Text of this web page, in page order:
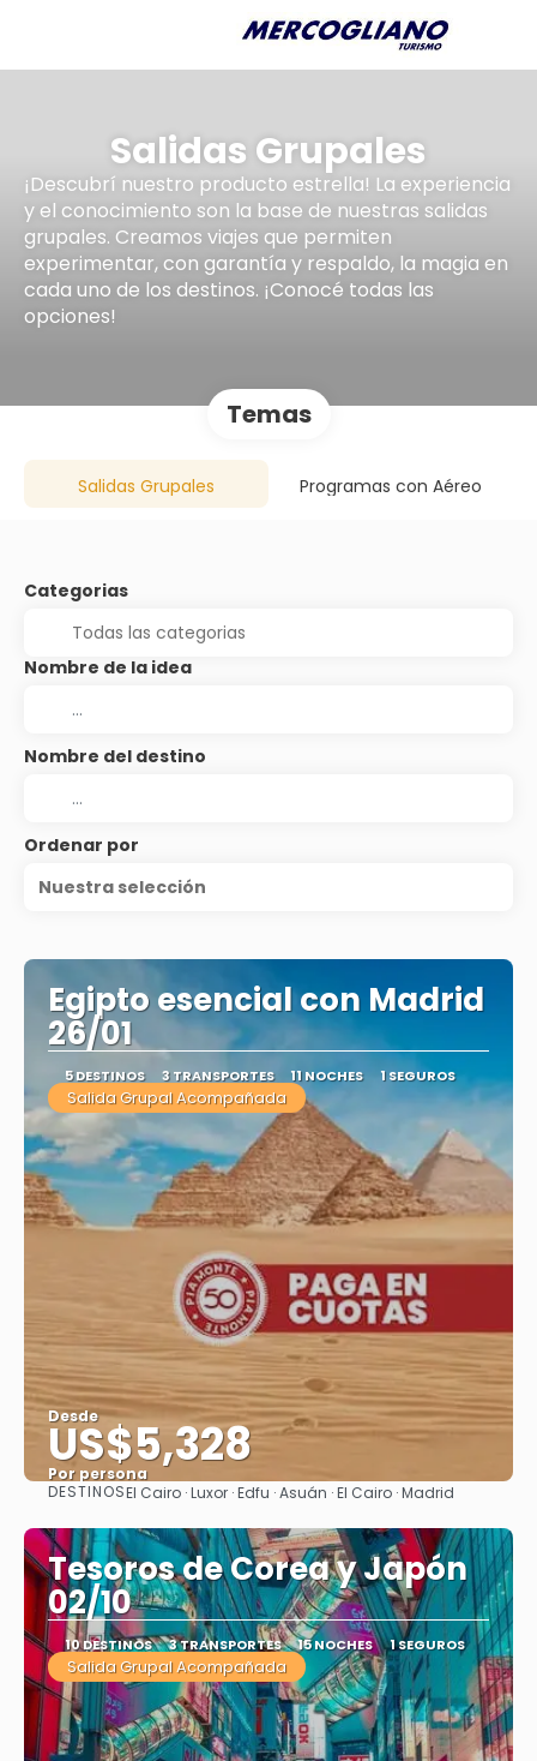
Salidas Grupales
¡Descubrí nuestro producto estrella! La experiencia
y el conocimiento son la base de nuestras salidas
grupales. Creamos viajes que permiten
experimentar, con garantía y respaldo, la magia en
cada uno de los destinos. ¡Conocé todas las
opciones!
Temas
Salidas Grupales Programas con Aéreo
Categorias
Nombre de la idea
Nombre del destino
Ordenar por
Nuestra selección
Egipto esencial con Madrid
26/01
5 DESTINOS 3 TRANSPORTES 11 NOCHES 1 SEGUROS
Salida Grupal Acompañada
Desde
US$5,328
Por persona
Ver
DESTINOSEl Cairo · Luxor · Edfu · Asuán · El Cairo · Madrid
Tesoros de Corea y Japón
02/10
10 DESTINOS 3 TRANSPORTES 15 NOCHES 1 SEGUROS
Salida Grupal Acompañada